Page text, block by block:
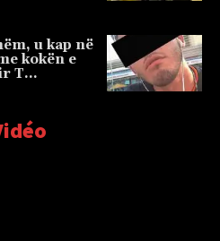
u kap në
kokën e
T…